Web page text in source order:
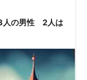
ています。表向
さらには日本人女
人の男性 2人は